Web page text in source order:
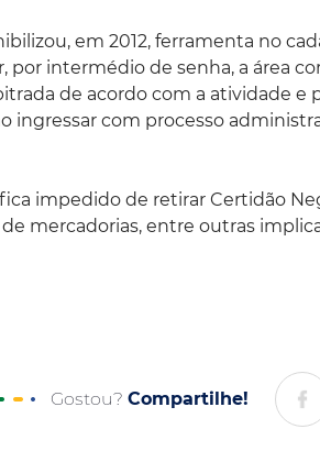
em 2012, ferramenta no
intermédio de senha, a área
de acordo com a atividade e
ingressar com processo
impedido de retirar Certidão
mercadorias, entre outras
Gostou? Compartilhe!